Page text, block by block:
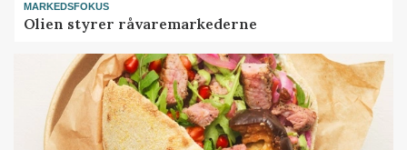
MARKEDSFOKUS
Olien styrer råvaremarkederne